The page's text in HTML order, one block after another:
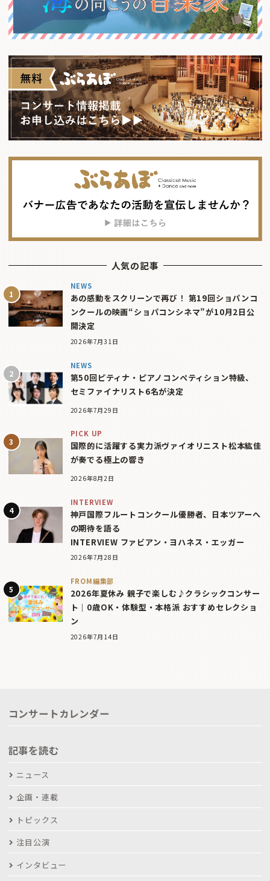
人気の記事
NEWS
あの感動をスクリーンで再び！ 第19回ショパンコ
ンクールの映画“ショパコンシネマ”が10月2日公
開決定
2026年7月31日
NEWS
第50回ピティナ・ピアノコンペティション特級、
セミファイナリスト6名が決定
2026年7月29日
PICK UP
国際的に活躍する実力派ヴァイオリニスト松本紘佳
が奏でる極上の響き
2026年8月2日
INTERVIEW
神戸国際フルートコンクール優勝者、日本ツアーへ
の期待を語る
INTERVIEW ファビアン・ヨハネス・エッガー
2026年7月28日
FROM編集部
2026年夏休み 親子で楽しむ♪クラシックコンサー
ト｜0歳OK・体験型・本格派 おすすめセレクショ
ン
2026年7月14日
コンサートカレンダー
記事を読む
ニュース
企画・連載
トピックス
注目公演
インタビュー